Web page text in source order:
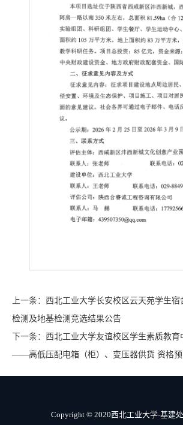
上一条： 西北工业大学长安校区云天苑学生宿
检测及地基检测竞选结果公告
下一条： 西北工业大学友谊校区学生素质教育
——高低压配电箱（柜）、变压器供货 资格
Copyright © 2020西北工业大学-基建